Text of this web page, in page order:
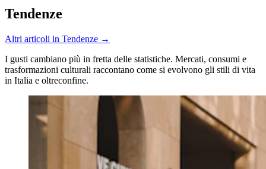
Tendenze
Altri articoli in Tendenze →
I gusti cambiano più in fretta delle statistiche. Mercati, consumi e
trasformazioni culturali raccontano come si evolvono gli stili di vita
in Italia e oltreconfine.